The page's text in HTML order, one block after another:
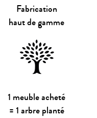
Fabrication
haut de gamme
1 meuble acheté
= 1 arbre planté